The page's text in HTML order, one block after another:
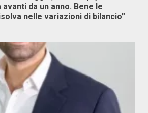
da un anno. Bene le
nelle variazioni di bilancio”